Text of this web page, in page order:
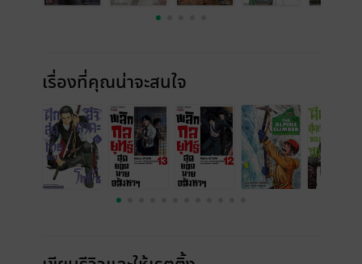
เรื่องที่คุณน่าจะสนใจ